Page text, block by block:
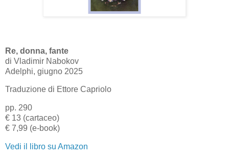
Re, donna, fante
di Vladimir Nabokov
Adelphi, giugno 2025
Traduzione di Ettore Capriolo
pp. 290
€ 13 (cartaceo)
€ 7,99 (e-book)
Vedi il libro su Amazon